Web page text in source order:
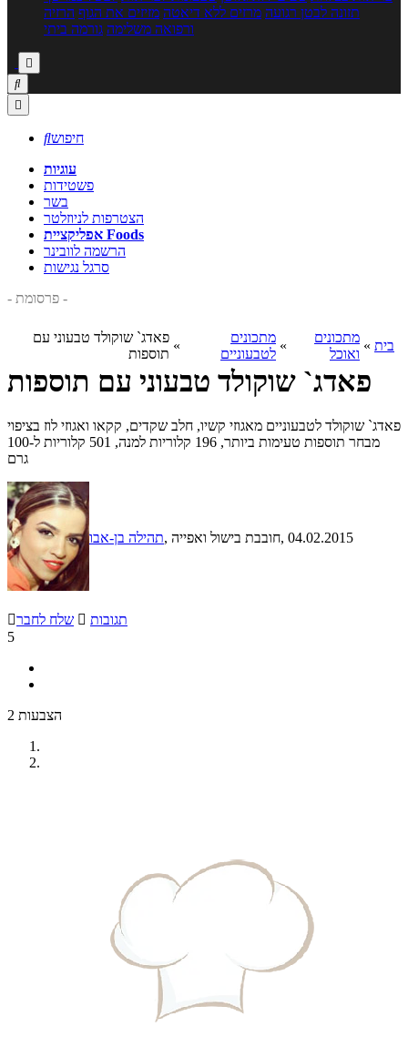
תזונה לבטן רגועה מרזים ללא דיאטה מזיזים את הגוף הרזיה
ורפואה משלימה גורמה ביתי



חיפוש
עוגיות
פשטידות
בשר
הצטרפות לניוזלטר
אפליקציית Foods
הרשמה לוובינר
סרגל נגישות
- פרסומת -
בית »
מתכונים
ואוכל
»
מתכונים
לטבעוניים
»
פאדג` שוקולד טבעוני עם
תוספות
פאדג` שוקולד טבעוני עם תוספות
פאדג` שוקולד לטבעוניים מאגוזי קשיו, חלב שקדים, קקאו ואגוזי לוז בציפוי
מבחר תוספות טעימות ביותר, 196 קלוריות למנה, 501 קלוריות ל-100
גרם
תהילה בן-אבו , חובבת בישול ואפייה, 04.02.2015
שלח לחבר  תגובות
5
2 הצבעות